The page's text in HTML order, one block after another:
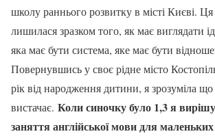
школу раннього розвитку в місті Києві.
лишилася зразком того, як має виглядати
яка має бути система, яке має бути
Повернувшись у своє рідне місто
рік від народження дитини, я зрозуміла
вистачає. Коли синочку було 1,3 я
заняття англійської мови для